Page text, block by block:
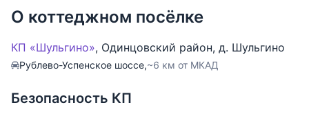
Планировка дома:
Цоколь: сауна, бассейн, с/у, котельная, гараж на 2
м/м;
1 этаж: прихожая, с/у, гардероб, гостиная, кухня-
столовая, кабинет;
2 этаж: 3 спальни, 3 с/у, 2 гардеробные комнаты;
О коттеджном посёлке
КП «Шульгино», Одинцовский район, д. Шульгино
Рублево-Успенское шоссе,~6 км от МКАД
Безопасность КП